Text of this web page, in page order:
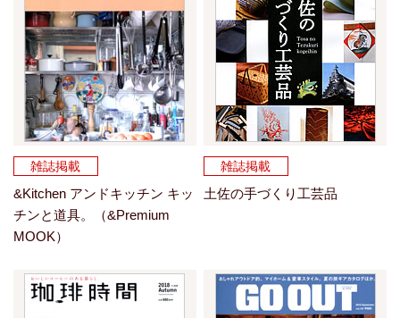
雑誌掲載
&Kitchen アンドキッチン キッ
チンと道具。（&Premium
MOOK）
雑誌掲載
土佐の手づくり工芸品